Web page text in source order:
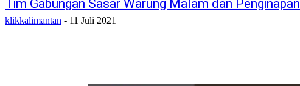
Tim Gabungan Sasar Warung Malam dan Penginapan
klikkalimantan - 11 Juli 2021